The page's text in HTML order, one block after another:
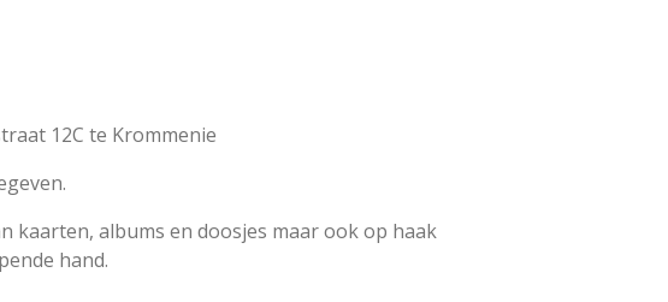
12C te Krommenie
kaarten, albums en doosjes maar ook op haak
hand.